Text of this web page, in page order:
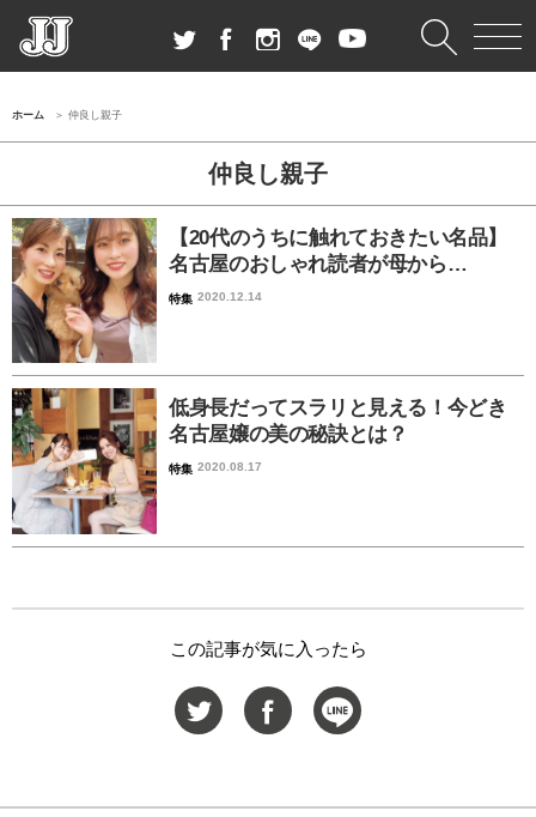
ホーム 仲良し親子
仲良し親子
【20代のうちに触れておきたい名品】
名古屋のおしゃれ読者が母から…
特集 2020.12.14
低身長だってスラリと見える！今どき
名古屋嬢の美の秘訣とは？
特集 2020.08.17
この記事が気に入ったら